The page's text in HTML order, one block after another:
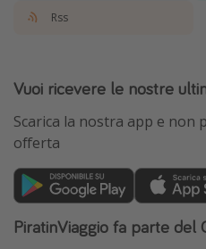
Rss
Vuoi ricevere le nostre
Scarica la nostra app e non
offerta
PiratinViaggio fa parte del